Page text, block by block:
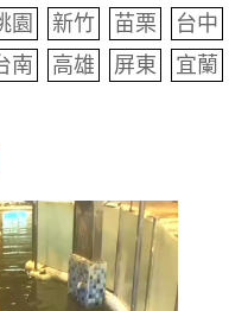
園 新竹 苗栗
台中
南 高雄 屏東
宜蘭